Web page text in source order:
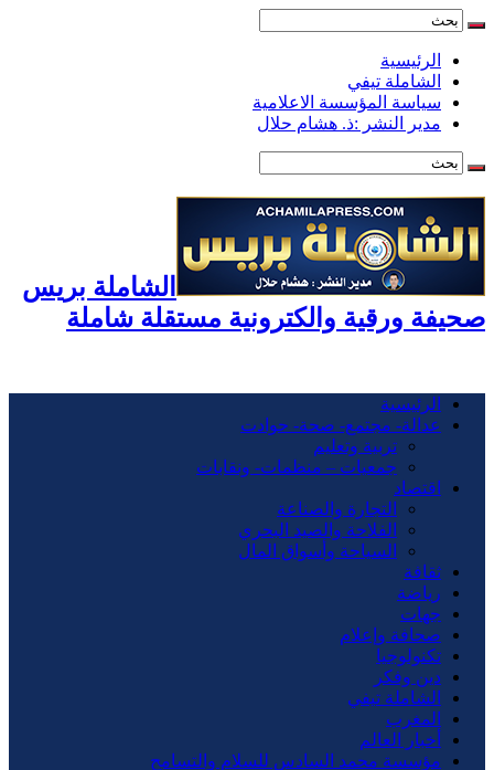
الرئيسية
الشاملة تيفي
سياسة المؤسسة الاعلامية
مدير النشر :ذ. هشام حلال
الشاملة بريس
صحيفة ورقية والكترونية مستقلة شاملة
الرئيسية
عدالة- مجتمع- صحة- حوادت
تربية وتعليم
جمعيات – منظمات- ونقابات
اقتصاد
التجارة والصناعة
الفلاحة والصيد البحري
السياحة وأسواق المال
ثقافة
رياضة
جهات
صحافة وإعلام
تكنولوجيا
دين وفكر
الشاملة تيفي
المغرب
أخبار العالم
مؤسسة محمد السادس للسلام والتسامح